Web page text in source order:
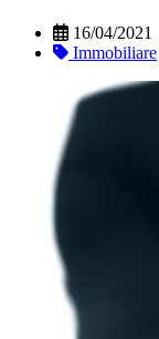
16/04/2021
Immobiliare